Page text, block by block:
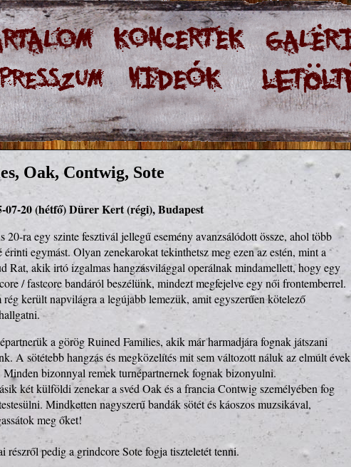
Oak, Contwig, Sote
07-20 (hétfő)Dürer Kert (régi), Budapest
20-ra egy szinte fesztivál jellegű esemény avanzsálódott össze, ahol több
érinti egymást. Olyan zenekarokat tekinthetsz meg ezen az estén, mint a
Rat, akik irtó izgalmas hangzásvilággal operálnak mindamellett, hogy egy
/ fastcore bandáról beszélünk, mindezt megfejelve egy női frontemberrel.
rég került napvilágra a legújabb lemezük, amit egyszerűen kötelező
a görög Ruined Families, akik már harmadjára fognak játszani
A sötétebb hangzás és megközelítés mit sem változott náluk az elmúlt évek
Minden bizonnyal remek turnépartnernek fognak bizonyulni.
két külföldi zenekar a svéd Oak és a francia Contwig személyében fog
Mindketten nagyszerű bandák sötét és káoszos muzsikával,
meg őket!
részről pedig a grindcore Sote fogja tiszteletét tenni.